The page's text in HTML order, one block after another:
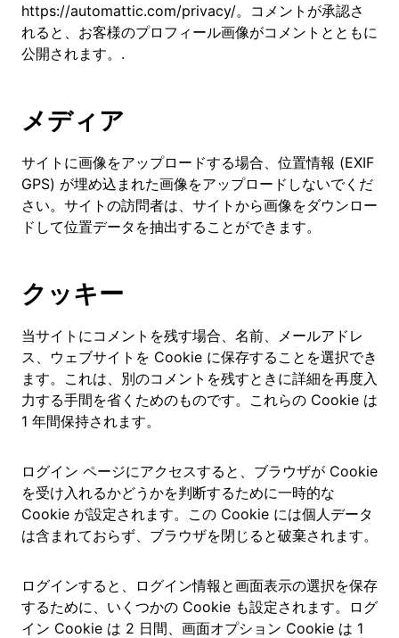
https://automattic.com/privacy/。コメントが承認さ
れると、お客様のプロフィール画像がコメントとともに
公開されます。.
メディア
サイトに画像をアップロードする場合、位置情報 (EXIF
GPS) が埋め込まれた画像をアップロードしないでくだ
さい。サイトの訪問者は、サイトから画像をダウンロー
ドして位置データを抽出することができます。
クッキー
当サイトにコメントを残す場合、名前、メールアドレ
ス、ウェブサイトを Cookie に保存することを選択でき
ます。これは、別のコメントを残すときに詳細を再度入
力する手間を省くためのものです。これらの Cookie は
1 年間保持されます。
ログイン ページにアクセスすると、ブラウザが Cookie
を受け入れるかどうかを判断するために一時的な
Cookie が設定されます。この Cookie には個人データ
は含まれておらず、ブラウザを閉じると破棄されます。
ログインすると、ログイン情報と画面表示の選択を保存
するために、いくつかの Cookie も設定されます。ログ
イン Cookie は 2 日間、画面オプション Cookie は 1